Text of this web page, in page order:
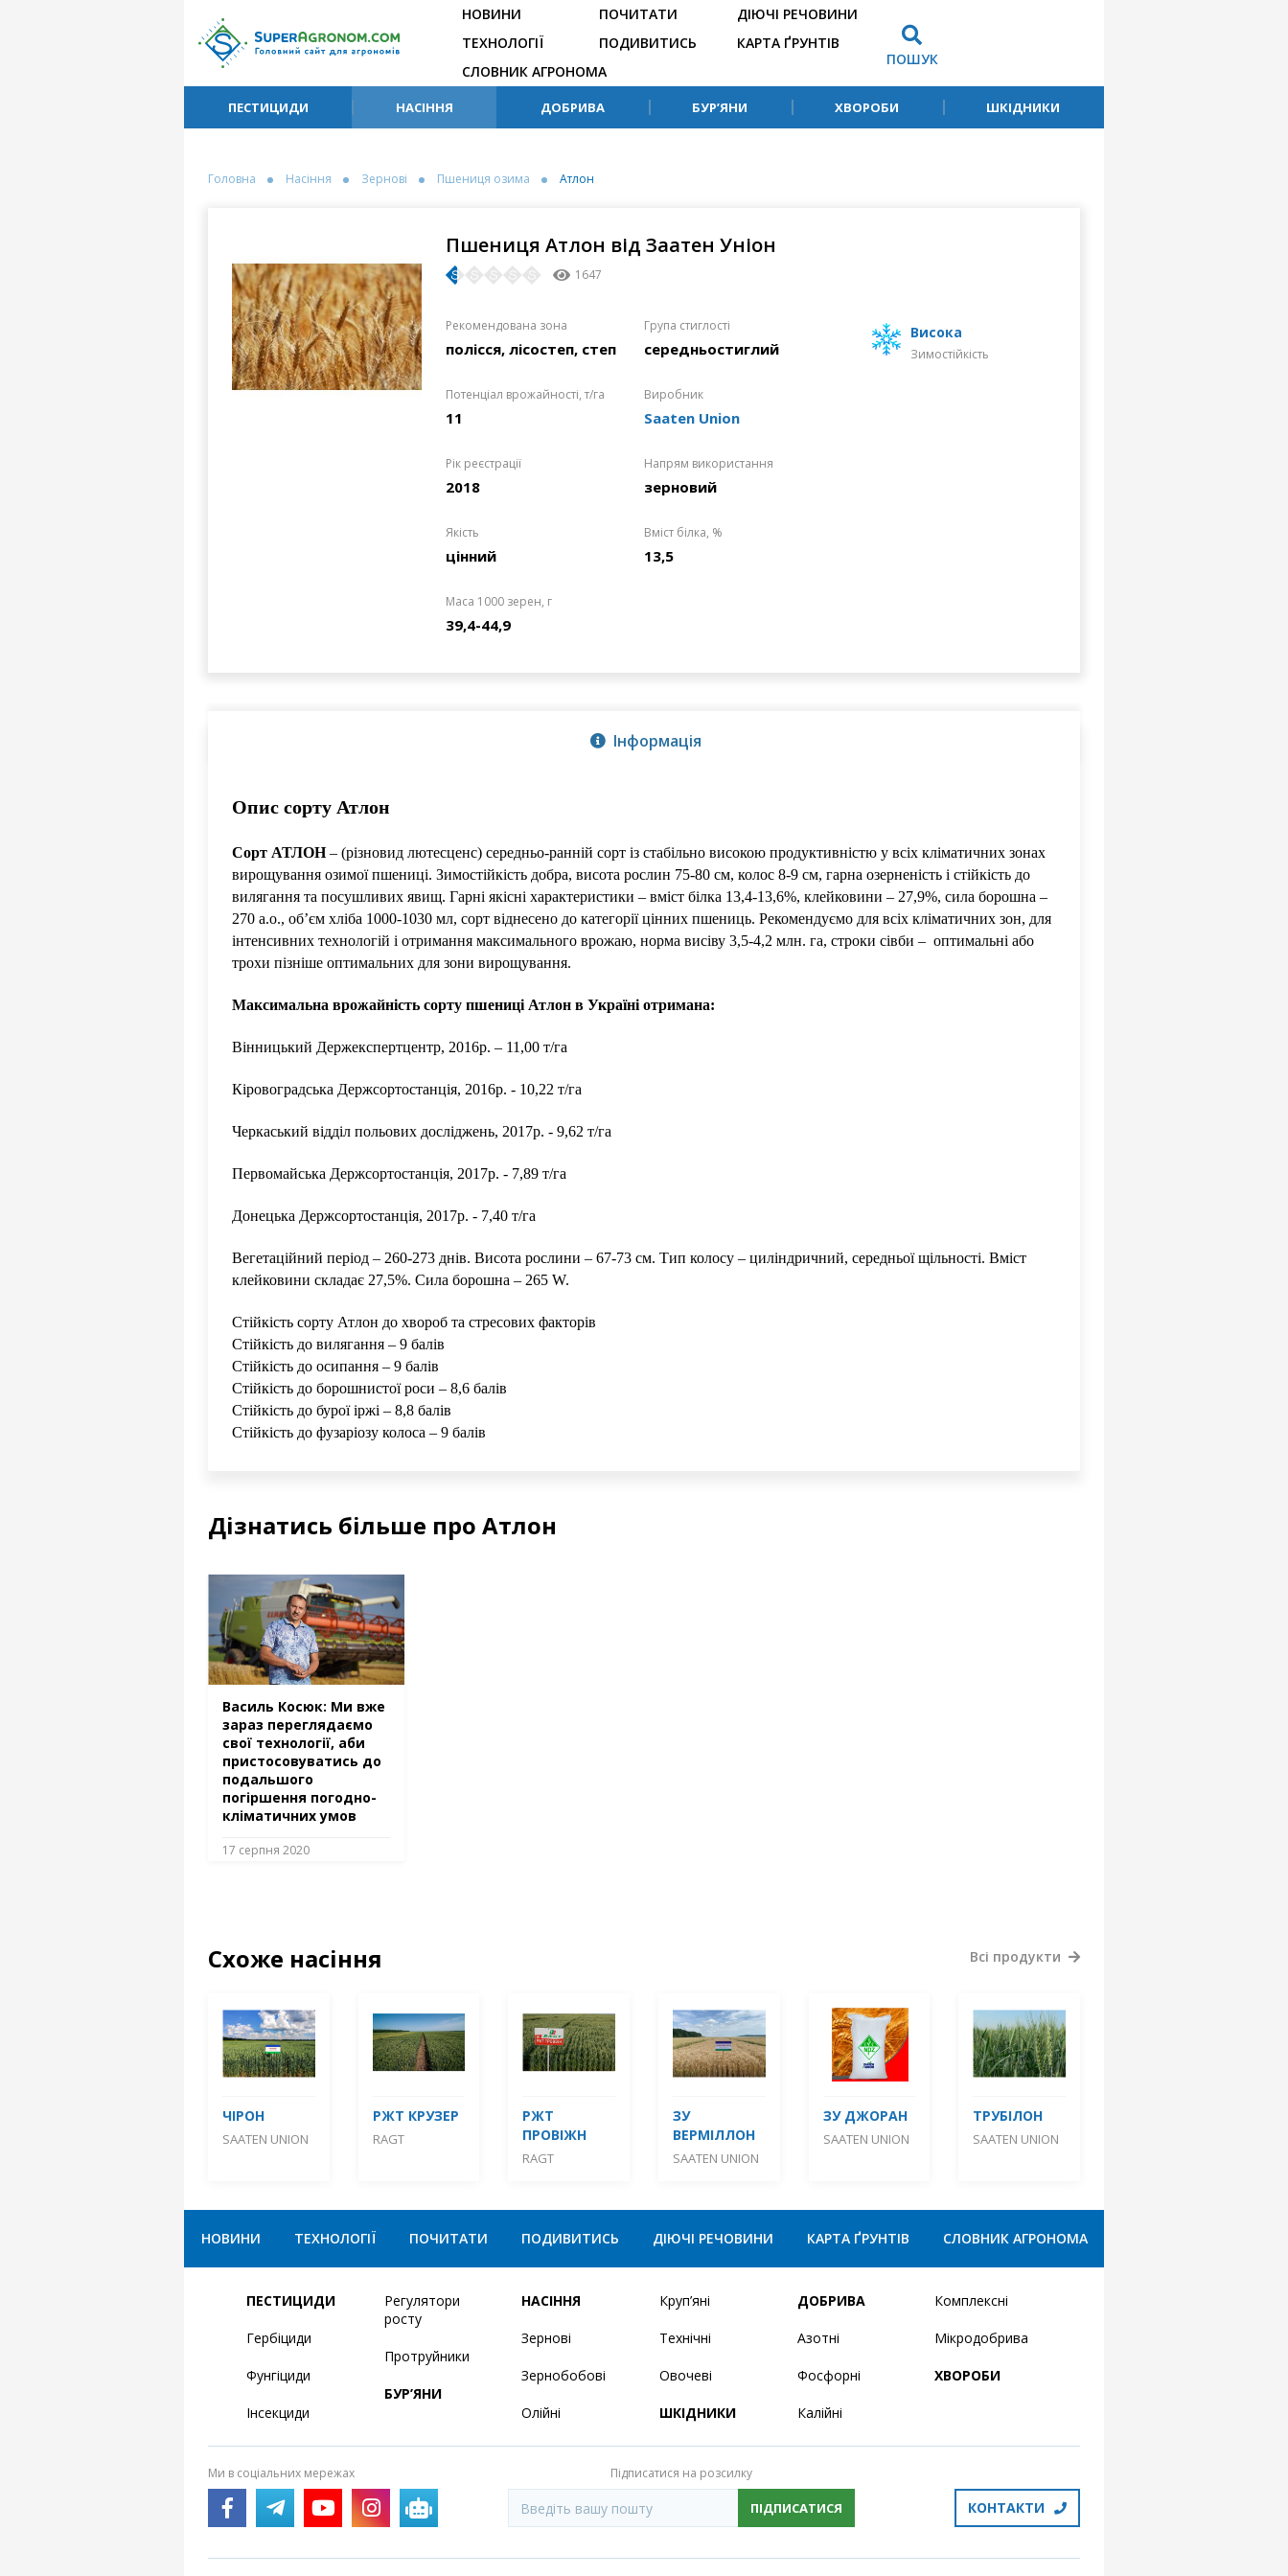
НОВИНИ
ТЕХНОЛОГІЇ
ПОЧИТАТИ
ПОДИВИТИСЬ
ДІЮЧІ РЕЧОВИНИ
КАРТА ҐРУНТІВ
СЛОВНИК АГРОНОМА
ПОШУК
ПЕСТИЦИДИ НАСІННЯ ДОБРИВА БУР’ЯНИ ХВОРОБИ ШКІДНИКИ
Головна Насіння Зернові Пшениця озима Атлон
Пшениця Атлон від Заатен Уніон
1647
Рекомендована зона
полісся, лісостеп, степ
Група стиглості
середньостиглий
Потенціал врожайності, т/га
11
Виробник
Saaten Union
Рік реєстрації
2018
Напрям використання
зерновий
Якість
цінний
Вміст білка, %
13,5
Маса 1000 зерен, г
39,4-44,9
високa
Зимостійкість
Інформація
Опис сорту Атлон
Сорт АТЛОН– (різновид лютесценс) середньо-ранній сорт із стабільно високою продуктивністю у всіх кліматичних зонах
вирощування озимої пшениці. Зимостійкість добра, висота рослин 75-80 см, колос 8-9 см, гарна озерненість і стійкість до
вилягання та посушливих явищ. Гарні якісні характеристики – вміст білка 13,4-13,6%, клейковини – 27,9%, сила борошна –
270 а.о., об’єм хліба 1000-1030 мл, сорт віднесено до категорії цінних пшениць. Рекомендуємо для всіх кліматичних зон, для
інтенсивних технологій і отримання максимального врожаю, норма висіву 3,5-4,2 млн. га, строки сівби – оптимальні або
трохи пізніше оптимальних для зони вирощування.
Максимальна врожайність сорту пшениці Атлон в Україні отримана:
Вінницький Держекспертцентр, 2016р. – 11,00 т/га
Кіровоградська Держсортостанція, 2016р. - 10,22 т/га
Черкаський відділ польових досліджень, 2017р. - 9,62 т/га
Первомайська Держсортостанція, 2017р. - 7,89 т/га
Донецька Держсортостанція, 2017р. - 7,40 т/га
Вегетаційний період – 260-273 днів. Висота рослини – 67-73 см. Тип колосу – циліндричний, середньої щільності. Вміст
клейковини складає 27,5%. Сила борошна – 265 W.
Стійкість сорту Атлон до хвороб та стресових факторів
Стійкість до вилягання – 9 балів
Стійкість до осипання – 9 балів
Стійкість до борошнистої роси – 8,6 балів
Стійкість до бурої іржі – 8,8 балів
Стійкість до фузаріозу колоса – 9 балів
Дізнатись більше про Атлон
Василь Косюк: Ми вже
зараз переглядаємо
свої технології, аби
пристосовуватись до
подальшого
погіршення погодно-
кліматичних умов
17 серпня 2020
Схоже насіння
ЧІРОН
SAATEN UNION
РЖТ КРУЗЕР
RAGT
РЖТ
ПРОВІЖН
RAGT
ЗУ
ВЕРМІЛЛОН
SAATEN UNION
ЗУ ДЖОРАН
SAATEN UNION
ТРУБІЛОН
SAATEN UNION
Всі продукти
НОВИНИ ТЕХНОЛОГІЇ ПОЧИТАТИ ПОДИВИТИСЬ ДІЮЧІ РЕЧОВИНИ КАРТА ҐРУНТІВ СЛОВНИК АГРОНОМА
ПЕСТИЦИДИ
Гербіциди
Фунгіциди
Інсекциди
Регулятори
росту
Протруйники
БУР’ЯНИ
НАСІННЯ
Зернові
Зернобобові
Олійні
Круп’яні
Технічні
Овочеві
ШКІДНИКИ
ДОБРИВА
Азотні
Фосфорні
Калійні
Комплексні
Мікродобрива
ХВОРОБИ
Ми в соціальних мережах Підписатися на розсилку
ПІДПИСАТИСЯ КОНТАКТИ